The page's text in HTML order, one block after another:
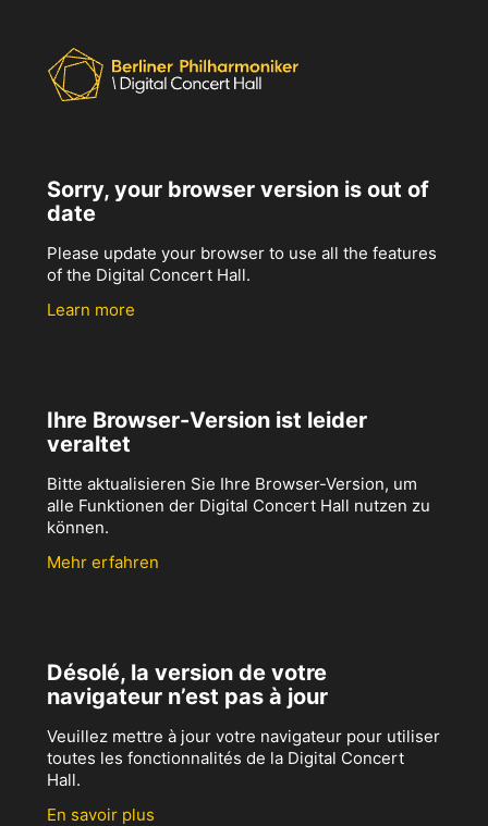
Sorry, your browser version is out of
date
Please update your browser to use all the features
of the Digital Concert Hall.
Learn more
Ihre Browser-Version ist leider
veraltet
Bitte aktualisieren Sie Ihre Browser-Version, um
alle Funktionen der Digital Concert Hall nutzen zu
können.
Mehr erfahren
Désolé, la version de votre
navigateur n’est pas à jour
Veuillez mettre à jour votre navigateur pour utiliser
toutes les fonctionnalités de la Digital Concert
Hall.
En savoir plus